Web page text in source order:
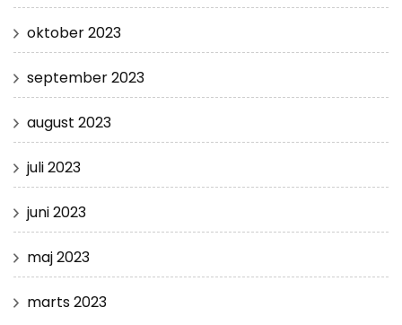
oktober 2023
september 2023
august 2023
juli 2023
juni 2023
maj 2023
marts 2023